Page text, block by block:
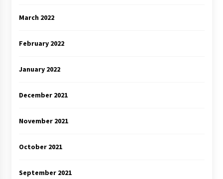
March 2022
February 2022
January 2022
December 2021
November 2021
October 2021
September 2021